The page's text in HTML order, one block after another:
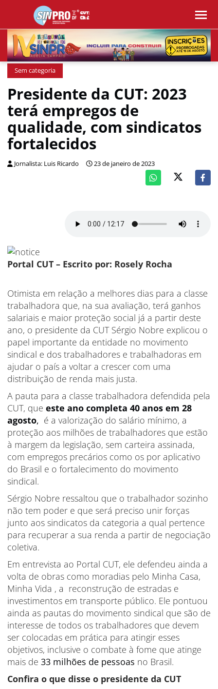
Sem categoria
Presidente da CUT: 2023
terá empregos de
qualidade, com sindicatos
fortalecidos
Jornalista: Luis Ricardo 23 de janeiro de 2023
Portal CUT – Escrito por: Rosely Rocha
Otimista em relação a melhores dias para a classe
trabalhadora que, na sua avaliação, terá ganhos
salariais e maior proteção social já a partir deste
ano, o presidente da CUT Sérgio Nobre explicou o
papel importante da entidade no movimento
sindical e dos trabalhadores e trabalhadoras em
ajudar o país a voltar a crescer com uma
distribuição de renda mais justa.
A pauta para a classe trabalhadora defendida pela
CUT, que este ano completa 40 anos em 28
agosto, é a valorização do salário mínimo, a
proteção aos milhões de trabalhadores que estão
à margem da legislação, sem carteira assinada,
com empregos precários como os por aplicativo
do Brasil e o fortalecimento do movimento
sindical.
Sérgio Nobre ressaltou que o trabalhador sozinho
não tem poder e que será preciso unir forças
junto aos sindicatos da categoria a qual pertence
para recuperar a sua renda a partir de negociação
coletiva.
Em entrevista ao Portal CUT, ele defendeu ainda a
volta de obras como moradias pelo Minha Casa,
Minha Vida , a reconstrução de estradas e
investimentos em transporte público. Ele pontuou
ainda as pautas do movimento sindical que são de
interesse de todos os trabalhadores que devem
ser colocadas em prática para atingir esses
objetivos, inclusive o combate à fome que atinge
mais de 33 milhões de pessoas no Brasil.
Confira o que disse o presidente da CUT